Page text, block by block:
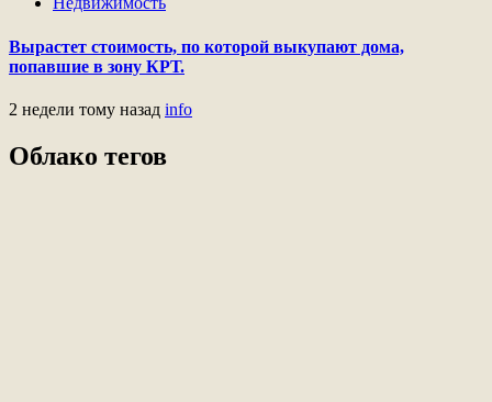
Вырастет стоимость, по которой выкупают дома,
попавшие в зону КРТ.
2 недели тому назад info
Облако тегов